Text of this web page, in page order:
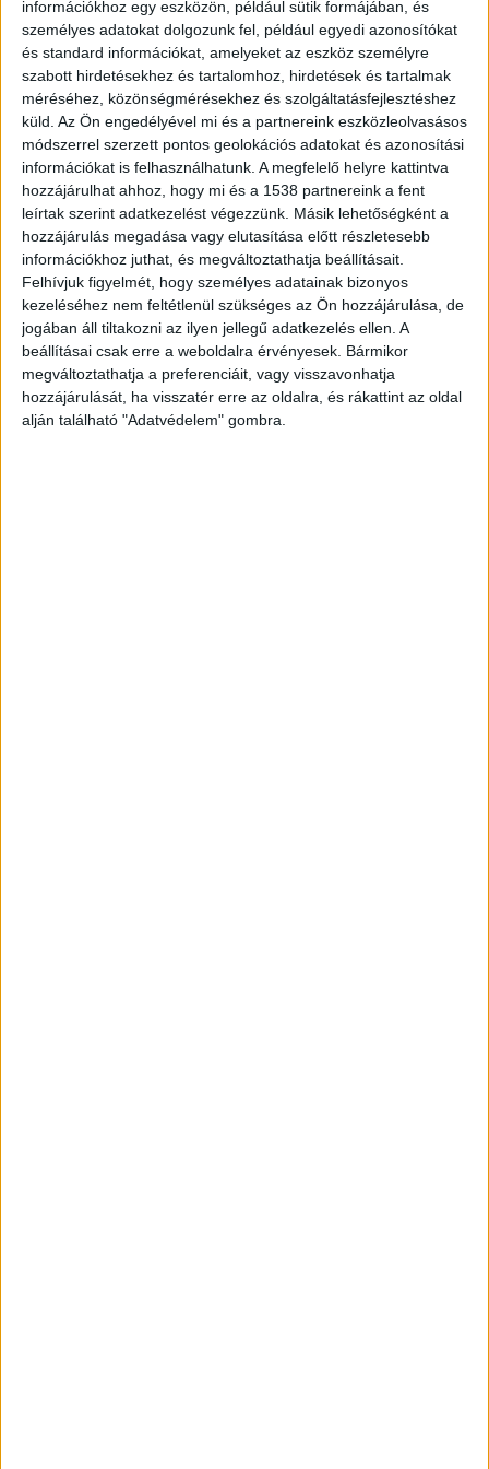
információkhoz egy eszközön, például sütik formájában, és
személyes adatokat dolgozunk fel, például egyedi azonosítókat
és standard információkat, amelyeket az eszköz személyre
szabott hirdetésekhez és tartalomhoz, hirdetések és tartalmak
méréséhez, közönségmérésekhez és szolgáltatásfejlesztéshez
küld. Az Ön engedélyével mi és a partnereink eszközleolvasásos
módszerrel szerzett pontos geolokációs adatokat és azonosítási
információkat is felhasználhatunk. A megfelelő helyre kattintva
hozzájárulhat ahhoz, hogy mi és a 1538 partnereink a fent
leírtak szerint adatkezelést végezzünk. Másik lehetőségként a
hozzájárulás megadása vagy elutasítása előtt részletesebb
információkhoz juthat, és megváltoztathatja beállításait.
Felhívjuk figyelmét, hogy személyes adatainak bizonyos
kezeléséhez nem feltétlenül szükséges az Ön hozzájárulása, de
jogában áll tiltakozni az ilyen jellegű adatkezelés ellen. A
beállításai csak erre a weboldalra érvényesek. Bármikor
megváltoztathatja a preferenciáit, vagy visszavonhatja
hozzájárulását, ha visszatér erre az oldalra, és rákattint az oldal
alján található "Adatvédelem" gombra.
életét vesztette.
Elgázolt egy gyalogost
A rendelkezésre álló adatok szerint 2025 január
15-én 2 óra 44 perc körül Budapesten, a 9.
kerület, Üllői úton egy autós elütött egy embert,
majd a helyszínről segítségnyújtás nélkül
elhajtott. Az elgázolt férfit a mentők a helyszínen
újraélesztették, kórházba vitték, de az ellátás
ellenére belehalt sérüléseibe.A Kékvillogó
legfrissebb híreit ide kattintva éred el! A